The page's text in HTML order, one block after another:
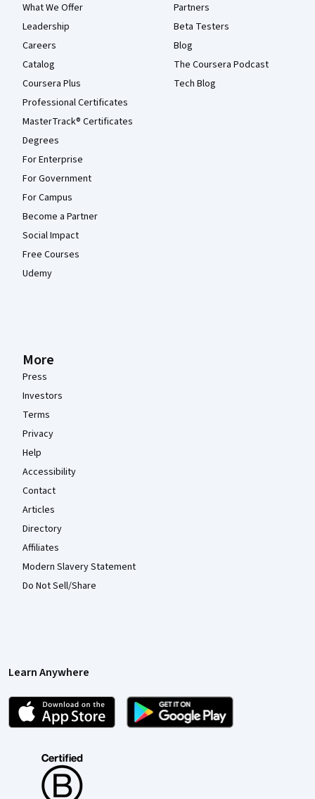
What We Offer
Leadership
Careers
Catalog
Coursera Plus
Professional Certificates
MasterTrack® Certificates
Degrees
For Enterprise
For Government
For Campus
Become a Partner
Social Impact
Free Courses
Udemy
Partners
Beta Testers
Blog
The Coursera Podcast
Tech Blog
More
Press
Investors
Terms
Privacy
Help
Accessibility
Contact
Articles
Directory
Affiliates
Modern Slavery Statement
Do Not Sell/Share
Learn Anywhere